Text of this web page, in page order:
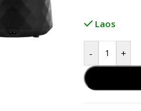
Laos
- +